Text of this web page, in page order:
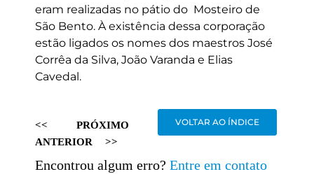
eram realizadas no pátio do Mosteiro de
São Bento. À existência dessa corporação
estão ligados os nomes dos maestros José
Corrêa da Silva, João Varanda e Elias
Cavedal.
<<
ANTERIOR
PRÓXIMO
>>
VOLTAR AO ÍNDICE
Encontrou algum erro? Entre em contato